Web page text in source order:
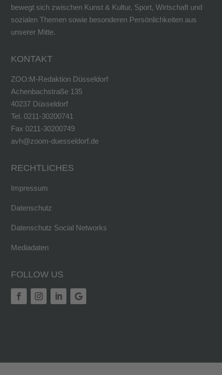
bewegt sich zwischen Kunst & Kultur, Sport, Wirtschaft und
sozialen Themen sowie besonderen Persönlichkeiten aus
unserer Mitte.
KONTAKT
ZOO:M-Redaktion Düsseldorf
Achenbachstraße 135
40237 Düsseldorf
Tel. 0211-30200741
Fax 0211-30200749
avh@zoom-duesseldorf.de
RECHTLICHES
Impressum
Datenschutz
Datenschutz Social Networks
Mediadaten
FOLLOW US